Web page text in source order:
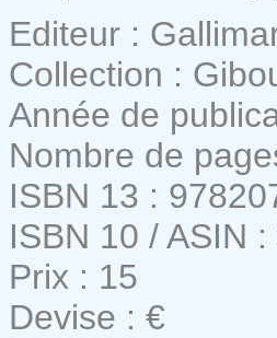
Editeur :
Collection :
Année de
Nombre de
ISBN 13 :
ISBN 10 / ASIN
Prix : 15
Devise : €